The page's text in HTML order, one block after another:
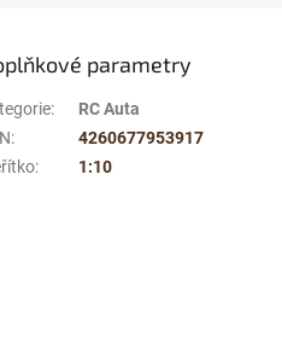
parametry
:
RC Auta
:
4260677953917
: 1:10